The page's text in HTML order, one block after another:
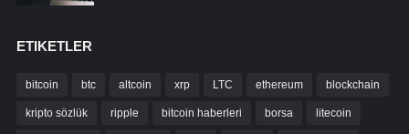
ETIKETLER
bitcoin btc altcoin xrp LTC ethereum blockchain
kripto sözlük ripple bitcoin haberleri borsa litecoin